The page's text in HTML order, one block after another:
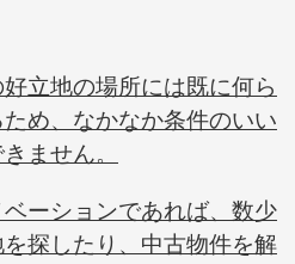
立地の場所には既に何ら
め、なかなか条件のいい
ません。
ーションであれば、数少
探したり、中古物件を解